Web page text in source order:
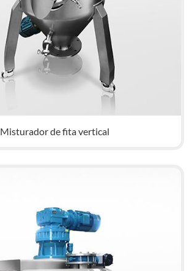
Misturador de fita vertical